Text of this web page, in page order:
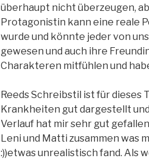
überhaupt nicht überzeugen,
Protagonistin kann eine reale
wurde und könnte jeder von
gewesen und auch ihre
Charakteren mitfühlen und
Reeds Schreibstil ist für dieses
Krankheiten gut dargestellt
Verlauf hat mir sehr gut
Leni und Matti zusammen was
:))etwas unrealistisch fand. Als